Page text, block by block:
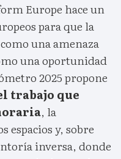
Europe hace un
para que la
una amenaza
una oportunidad
2025 propone
trabajo que
, la
espacios y, sobre
inversa, donde